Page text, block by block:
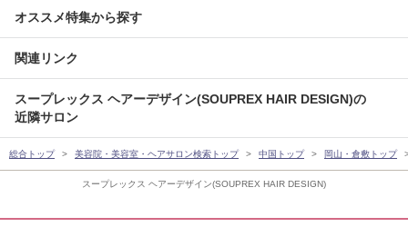
スープレックス ヘアーデザイン(SOUPREX HAIR DESIGN)
オススメ特集から探す
関連リンク
スープレックス ヘアーデザイン(SOUPREX HAIR DESIGN)の
近隣サロン
総合トップ 美容院・美容室・ヘアサロン検索トップ 中国トップ 岡山・倉敷トップ